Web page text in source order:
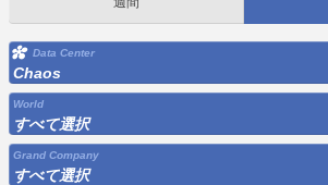
Data Center
Chaos
World
すべて選択
Grand Company
すべて選択